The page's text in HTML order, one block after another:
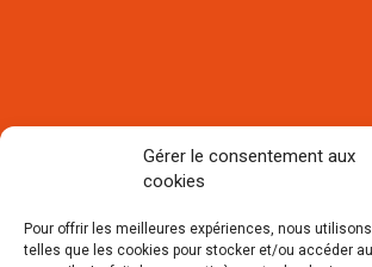
Gérer le consentement aux
cookies
Pour offrir les meilleures expériences, nous
telles que les cookies pour stocker et/ou accéder
Rejoignez notre
recevez notre lettre
d'informations :